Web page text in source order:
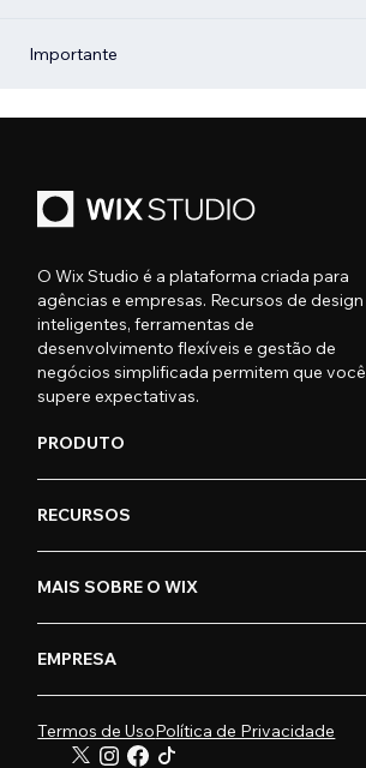
Importante
O Wix Studio é a plataforma criada para
agências e empresas. Recursos de design
inteligentes, ferramentas de
desenvolvimento flexíveis e gestão de
negócios simplificada permitem que você
supere expectativas.
PRODUTO
RECURSOS
MAIS SOBRE O WIX
EMPRESA
Termos de UsoPolítica de Privacidade